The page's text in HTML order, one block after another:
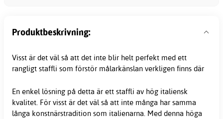
Produktbeskrivning:
Visst är det väl så att det inte blir helt perfekt med ett
rangligt staffli som förstör målarkänslan verkligen finns där
En enkel lösning på detta är ett staffli av hög italiensk
kvalitet. För visst är det väl så att inte många har samma
långa konstnärstradition som italienarna. Med denna höga